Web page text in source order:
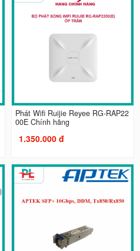
Phát Wifi Ruijie Reyee RG-RAP22
00E Chính hãng
1.350.000 đ